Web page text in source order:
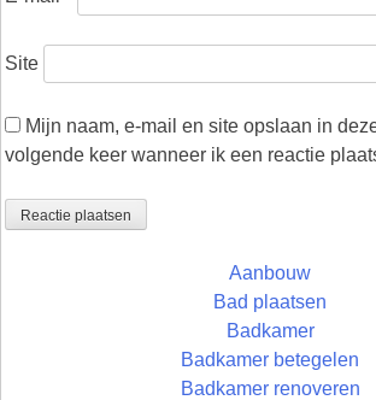
Site
Mijn naam, e-mail en site opslaan in
volgende keer wanneer ik een reactie
Aanbouw
Bad plaatsen
Badkamer
Badkamer betegelen
Badkamer renoveren